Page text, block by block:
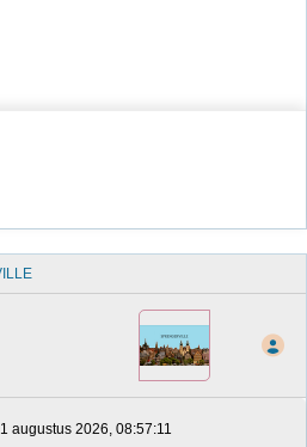
augustus 2026, 08:57:11